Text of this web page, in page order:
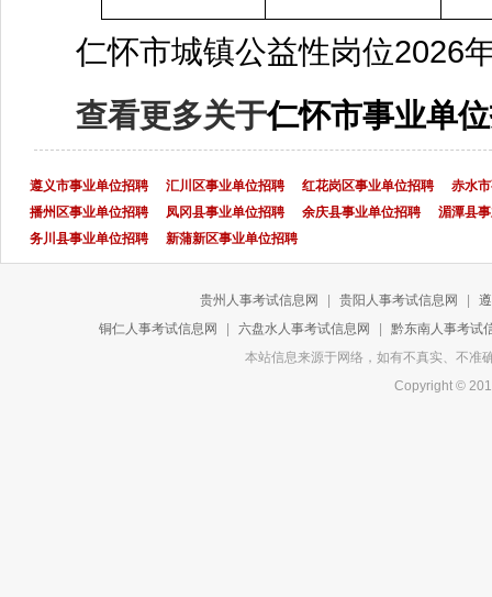
仁怀市城镇公益性岗位2026
查看更多关于仁怀市事业单
遵义市事业单位招聘 汇川区事业单位招聘 红花岗区事业单位招聘
赤水
播州区事业单位招聘
凤冈县事业单位招聘 余庆县事业单位招聘
湄潭县
务川县事业单位招聘
新蒲新区事业单位招聘
贵州人事考试信息网 贵阳人事考试信息网
铜仁人事考试信息网
六盘水人事考试信息网
黔东南人事考试
本站信息来源于网络，如有不真实、不
Copyright ©